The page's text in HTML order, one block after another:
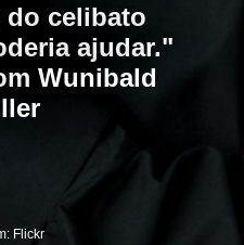
celibato
ajudar."
Wunibald
Flickr